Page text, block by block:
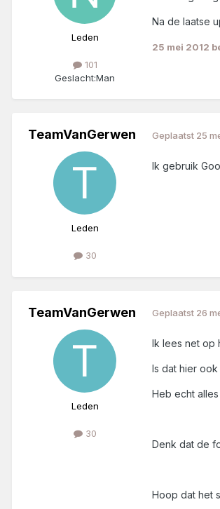
Leden
101
Geslacht:Man
Na de laatse
25 mei 2012
TeamVanGerwen
Leden
30
Geplaatst 25
Ik gebruik
TeamVanGerwen
Leden
30
Geplaatst 26
Ik lees net op
Is dat hier ook
Heb echt
Denk dat de
Hoop dat het